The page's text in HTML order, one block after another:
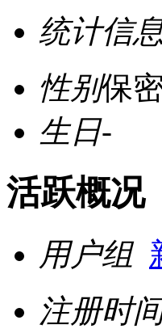
统计信
性别保
生日-
活跃概况
用户组
注册时